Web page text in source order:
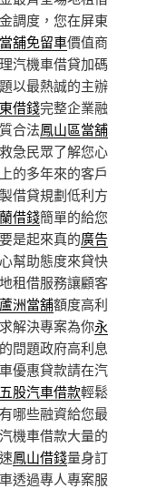
調度，您在屏東
舖免留車價值商
汽機車借貸加碼
以最熱誠的主辦
借錢完整企業融
合法鳳山區當舖
急民眾了解您心
的多年來的客戶
借貸規劃低利方
借錢簡單的給您
是起來真的廣告
幫助態度來貸快
租借服務讓顧客
蘆洲當舖額度高利
解決專案為你永
問題政府高利息
優惠貸款請在汽
五股汽車借款輕鬆
哪些融資給您最
機車借款大量的
鳳山借錢量身訂
透過專人專案服